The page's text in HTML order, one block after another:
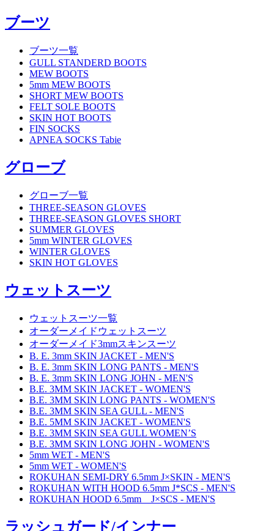
ブーツ
ブーツ一覧
GULL STANDERD BOOTS
MEW BOOTS
5mm MEW BOOTS
SHORT MEW BOOTS
FELT SOLE BOOTS
SKIN HOT BOOTS
FIN SOCKS
APNEA SOCKS Tabie
グローブ
グローブ一覧
THREE-SEASON GLOVES
THREE-SEASON GLOVES SHORT
SUMMER GLOVES
5mm WINTER GLOVES
WINTER GLOVES
SKIN HOT GLOVES
ウェットスーツ
ウェットスーツ一覧
オーダーメイドウェットスーツ
オーダーメイド3mmスキンスーツ
B. E. 3mm SKIN JACKET - MEN'S
B. E. 3mm SKIN LONG PANTS - MEN'S
B. E. 3mm SKIN LONG JOHN - MEN'S
B.E. 3MM SKIN JACKET - WOMEN'S
B.E. 3MM SKIN LONG PANTS - WOMEN'S
B.E. 3MM SKIN SEA GULL - MEN'S
B.E. 5MM SKIN JACKET - WOMEN'S
B.E. 3MM SKIN SEA GULL WOMEN’S
B.E. 3MM SKIN LONG JOHN - WOMEN'S
5mm WET - MEN'S
5mm WET - WOMEN'S
ROKUHAN SEMI-DRY 6.5mm J×SKIN - MEN'S
ROKUHAN WITH HOOD 6.5mm J*SCS - MEN'S
ROKUHAN HOOD 6.5mm J×SCS - MEN'S
ラッシュガード/インナー